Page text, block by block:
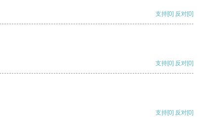
支持[0] 反对[0]
支持[0] 反对[0]
支持[0] 反对[0]